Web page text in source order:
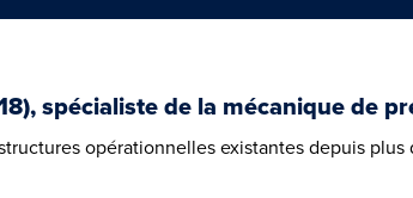
spécialiste de la mécanique de
opérationnelles existantes depuis plus